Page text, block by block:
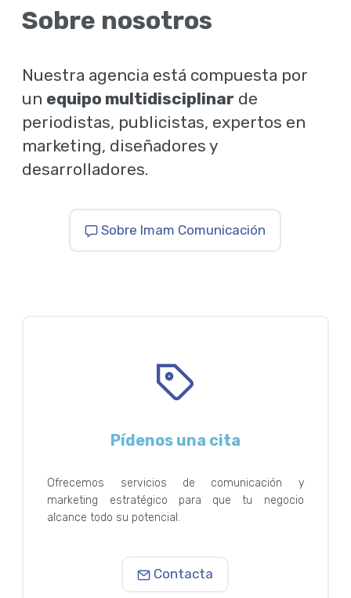
Sobre nosotros
Nuestra agencia está compuesta por
un equipo multidisciplinar de
periodistas, publicistas, expertos en
marketing, diseñadores y
desarrolladores.
Sobre Imam Comunicación
Pídenos una cita
Ofrecemos servicios de comunicación y
marketing estratégico para que tu negocio
alcance todo su potencial.
Contacta